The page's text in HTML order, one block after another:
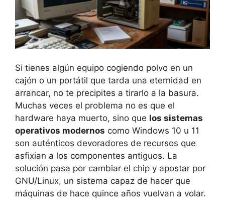
Si tienes algún equipo cogiendo polvo en un
cajón o un portátil que tarda una eternidad en
arrancar, no te precipites a tirarlo a la basura.
Muchas veces el problema no es que el
hardware haya muerto, sino que los sistemas
operativos modernos como Windows 10 u 11
son auténticos devoradores de recursos que
asfixian a los componentes antiguos. La
solución pasa por cambiar el chip y apostar por
GNU/Linux, un sistema capaz de hacer que
máquinas de hace quince años vuelvan a volar.